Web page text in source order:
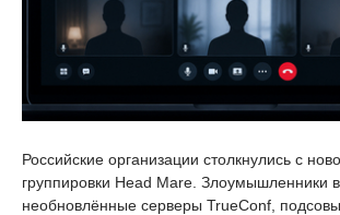
Российские организации столкнулись с
группировки Head Mare. Злоумышленники
необновлённые серверы TrueConf,